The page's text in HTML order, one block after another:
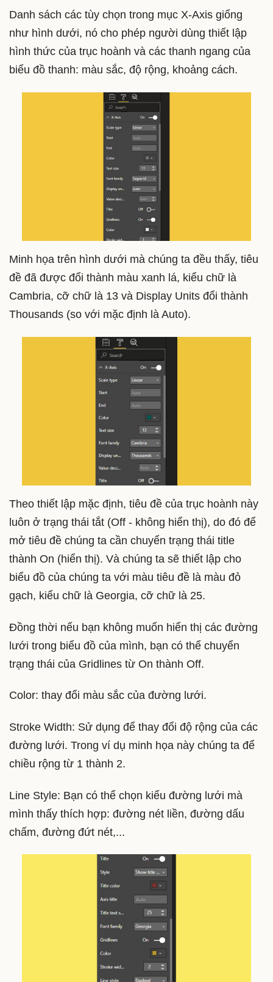
Danh sách các tùy chọn trong mục X-Axis giống
như hình dưới, nó cho phép người dùng thiết lập
hình thức của trục hoành và các thanh ngang của
biểu đồ thanh: màu sắc, độ rộng, khoảng cách.
Minh họa trên hình dưới mà chúng ta đều thấy, tiêu
đề đã được đổi thành màu xanh lá, kiểu chữ là
Cambria, cỡ chữ là 13 và Display Units đổi thành
Thousands (so với mặc định là Auto).
Theo thiết lập mặc định, tiêu đề của trục hoành này
luôn ở trạng thái tắt (Off - không hiển thị), do đó để
mở tiêu đề chúng ta cần chuyển trạng thái title
thành On (hiển thị). Và chúng ta sẽ thiết lập cho
biểu đồ của chúng ta với màu tiêu đề là màu đỏ
gạch, kiểu chữ là Georgia, cỡ chữ là 25.
Đồng thời nếu bạn không muốn hiển thị các đường
lưới trong biểu đồ của mình, bạn có thể chuyển
trạng thái của Gridlines từ On thành Off.
Color: thay đổi màu sắc của đường lưới.
Stroke Width: Sử dụng để thay đổi độ rộng của các
đường lưới. Trong ví dụ minh họa này chúng ta để
chiều rộng từ 1 thành 2.
Line Style: Bạn có thể chọn kiểu đường lưới mà
mình thấy thích hợp: đường nét liền, đường dấu
chấm, đường đứt nét,...